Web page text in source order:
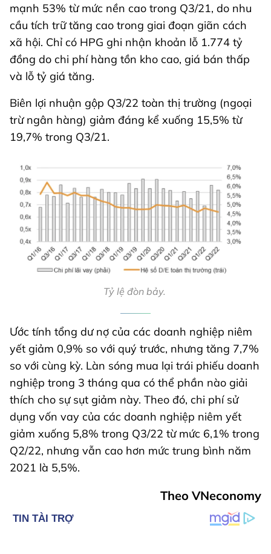
mạnh 53% từ mức nền cao trong Q3/21, do nhu
cầu tích trữ tăng cao trong giai đoạn giãn cách
xã hội. Chỉ có HPG ghi nhận khoản lỗ 1.774 tỷ
đồng do chi phí hàng tồn kho cao, giá bán thấp
và lỗ tỷ giá tăng.
Biên lợi nhuận gộp Q3/22 toàn thị trường (ngoại
trừ ngân hàng) giảm đáng kể xuống 15,5% từ
19,7% trong Q3/21.
Tỷ lệ đòn bảy.
Ước tính tổng dư nợ của các doanh nghiệp niêm
yết giảm 0,9% so với quý trước, nhưng tăng 7,7%
so với cùng kỳ. Làn sóng mua lại trái phiếu doanh
nghiệp trong 3 tháng qua có thể phần nào giải
thích cho sự sụt giảm này. Theo đó, chi phí sử
dụng vốn vay của các doanh nghiệp niêm yết
giảm xuống 5,8% trong Q3/22 từ mức 6,1% trong
Q2/22, nhưng vẫn cao hơn mức trung bình năm
2021 là 5,5%.
Theo VNeconomy